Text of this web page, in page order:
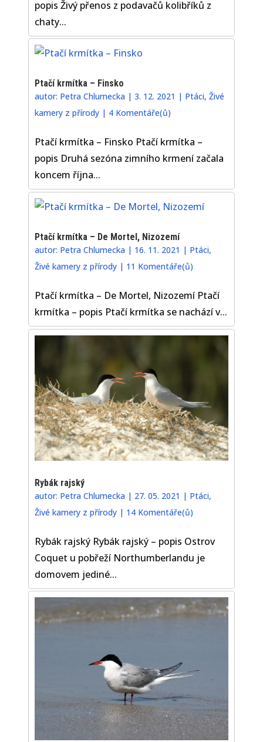
popis Živý přenos z podavačů kolibříků z
chaty...
Ptačí krmítka – Finsko
autor: Petra Chlumecka |3. 12. 2021 | Ptáci,Živé
kamery z přírody | 4 Komentáře(ů)
Ptačí krmítka – Finsko Ptačí krmítka –
popis Druhá sezóna zimního krmení začala
koncem října...
Ptačí krmítka – De Mortel, Nizozemí
autor: Petra Chlumecka | 16. 11. 2021 | Ptáci,
Živé kamery z přírody | 11 Komentáře(ů)
Ptačí krmítka – De Mortel, Nizozemí Ptačí
krmítka – popis Ptačí krmítka se nachází v...
Rybák rajský
autor: Petra Chlumecka | 27. 05. 2021 | Ptáci,
Živé kamery z přírody | 14 Komentáře(ů)
Rybák rajský Rybák rajský – popis Ostrov
Coquet u pobřeží Northumberlandu je
domovem jediné...